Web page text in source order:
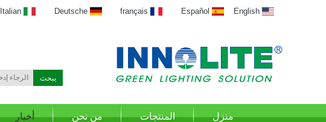
English
Español
français
Deutsche
Italian
منزل المنتجات من نحن أخبار